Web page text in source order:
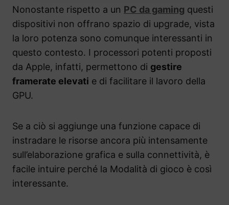
Nonostante rispetto a un PC da gaming questi
dispositivi non offrano spazio di upgrade, vista
la loro potenza sono comunque interessanti in
questo contesto. I processori potenti proposti
da Apple, infatti, permettono di gestire
framerate elevati e di facilitare il lavoro della
GPU.
Se a ciò si aggiunge una funzione capace di
instradare le risorse ancora più intensamente
sull’elaborazione grafica e sulla connettività, è
facile intuire perché la Modalità di gioco è così
interessante.